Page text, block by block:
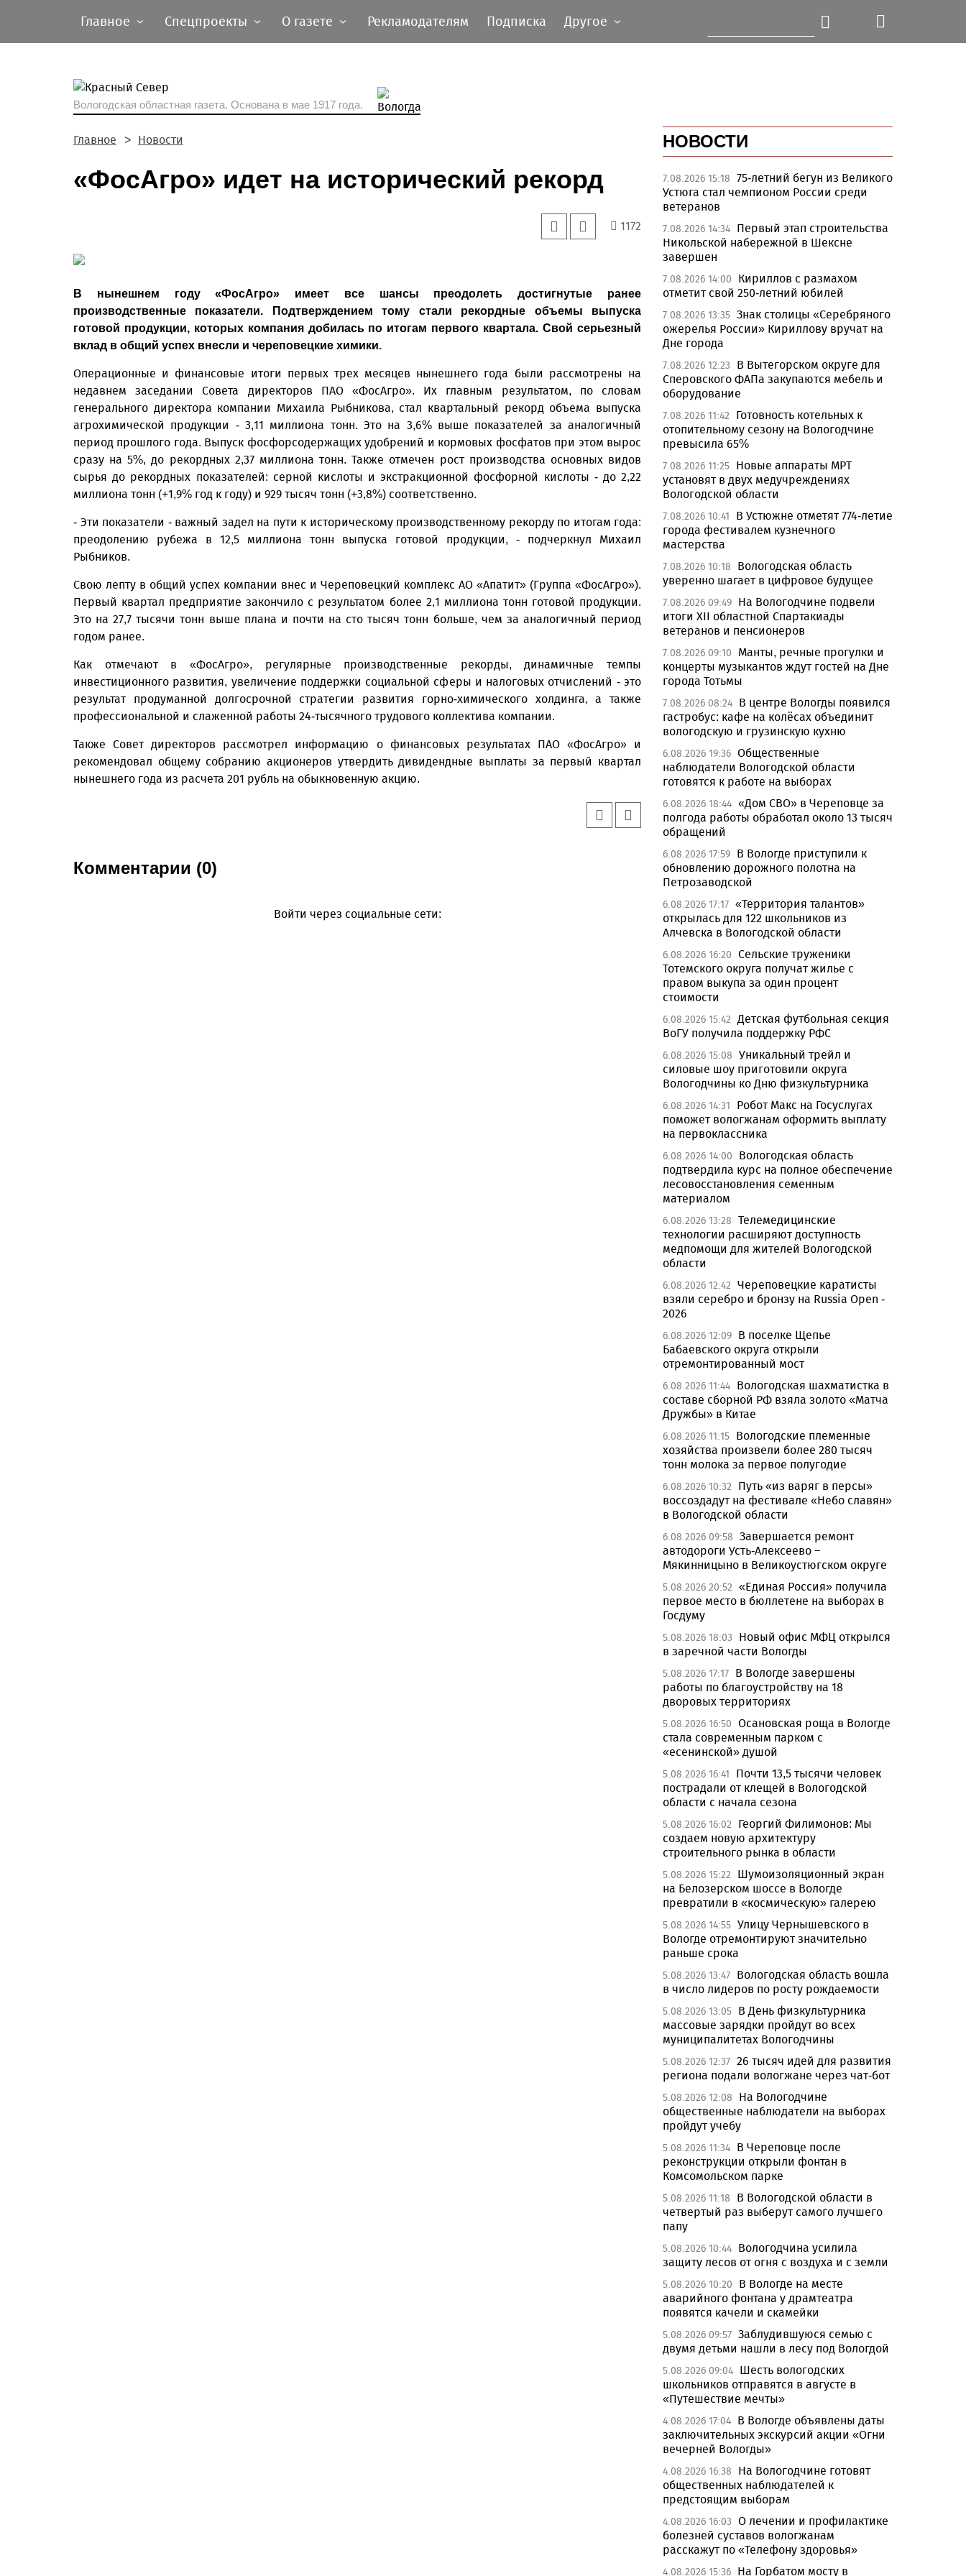
Главное Спецпроекты О газете Рекламодателям Подписка Другое
Вологодская областная газета. Основана в мае 1917 года.
Главное Новости
«ФосАгро» идет на исторический рекорд
1172
В нынешнем году «ФосАгро» имеет все шансы преодолеть достигнутые ранее
производственные показатели. Подтверждением тому стали рекордные объемы выпуска
готовой продукции, которых компания добилась по итогам первого квартала. Свой серьезный
вклад в общий успех внесли и череповецкие химики.
Операционные и финансовые итоги первых трех месяцев нынешнего года были рассмотрены на
недавнем заседании Совета директоров ПАО «ФосАгро». Их главным результатом, по словам
генерального директора компании Михаила Рыбникова, стал квартальный рекорд объема выпуска
агрохимической продукции - 3,11 миллиона тонн. Это на 3,6% выше показателей за аналогичный
период прошлого года. Выпуск фосфорсодержащих удобрений и кормовых фосфатов при этом вырос
сразу на 5%, до рекордных 2,37 миллиона тонн. Также отмечен рост производства основных видов
сырья до рекордных показателей: серной кислоты и экстракционной фосфорной кислоты - до 2,22
миллиона тонн (+1,9% год к году) и 929 тысяч тонн (+3,8%) соответственно.
- Эти показатели - важный задел на пути к историческому производственному рекорду по итогам года:
преодолению рубежа в 12,5 миллиона тонн выпуска готовой продукции, - подчеркнул Михаил
Рыбников.
Свою лепту в общий успех компании внес и Череповецкий комплекс АО «Апатит» (Группа «ФосАгро»).
Первый квартал предприятие закончило с результатом более 2,1 миллиона тонн готовой продукции.
Это на 27,7 тысячи тонн выше плана и почти на сто тысяч тонн больше, чем за аналогичный период
годом ранее.
Как отмечают в «ФосАгро», регулярные производственные рекорды, динамичные темпы
инвестиционного развития, увеличение поддержки социальной сферы и налоговых отчислений - это
результат продуманной долгосрочной стратегии развития горно-химического холдинга, а также
профессиональной и слаженной работы 24-тысячного трудового коллектива компании.
Также Совет директоров рассмотрел информацию о финансовых результатах ПАО «ФосАгро» и
рекомендовал общему собранию акционеров утвердить дивидендные выплаты за первый квартал
нынешнего года из расчета 201 рубль на обыкновенную акцию.
Комментарии (0)
Войти через социальные сети:
НОВОСТИ
7.08.2026 15:18 75-летний бегун из Великого
Устюга стал чемпионом России среди
ветеранов
7.08.2026 14:34 Первый этап строительства
Никольской набережной в Шексне
завершен
7.08.2026 14:00
Кириллов с размахом
отметит свой 250-летний юбилей
7.08.2026 13:35 Знак столицы «Серебряного
ожерелья России» Кириллову вручат на
Дне города
7.08.2026 12:23
В Вытегорском округе для
Сперовского ФАПа закупаются мебель и
оборудование
7.08.2026 11:42
Готовность котельных к
отопительному сезону на Вологодчине
превысила 65%
7.08.2026 11:25 Новые аппараты МРТ
установят в двух медучреждениях
Вологодской области
7.08.2026 10:41
В Устюжне отметят 774-летие
города фестивалем кузнечного
мастерства
7.08.2026 10:18
Вологодская область
уверенно шагает в цифровое будущее
7.08.2026 09:49 На Вологодчине подвели
итоги XII областной Спартакиады
ветеранов и пенсионеров
7.08.2026 09:10
Манты, речные прогулки и
концерты музыкантов ждут гостей на Дне
города Тотьмы
7.08.2026 08:24 В центре Вологды появился
гастробус: кафе на колёсах объединит
вологодскую и грузинскую кухню
6.08.2026 19:36 Общественные
наблюдатели Вологодской области
готовятся к работе на выборах
6.08.2026 18:44 «Дом СВО» в Череповце за
полгода работы обработал около 13 тысяч
обращений
6.08.2026 17:59 В Вологде приступили к
обновлению дорожного полотна на
Петрозаводской
6.08.2026 17:17 «Территория талантов»
открылась для 122 школьников из
Алчевска в Вологодской области
6.08.2026 16:20 Сельские труженики
Тотемского округа получат жилье с
правом выкупа за один процент
стоимости
6.08.2026 15:42 Детская футбольная секция
ВоГУ получила поддержку РФС
6.08.2026 15:08 Уникальный трейл и
силовые шоу приготовили округа
Вологодчины ко Дню физкультурника
6.08.2026 14:31
Робот Макс на Госуслугах
поможет вологжанам оформить выплату
на первоклассника
6.08.2026 14:00
Вологодская область
подтвердила курс на полное обеспечение
лесовосстановления семенным
материалом
6.08.2026 13:28 Телемедицинские
технологии расширяют доступность
медпомощи для жителей Вологодской
области
6.08.2026 12:42 Череповецкие каратисты
взяли серебро и бронзу на Russia Open -
2026
6.08.2026 12:09 В поселке Щепье
Бабаевского округа открыли
отремонтированный мост
6.08.2026 11:44 Вологодская шахматистка в
составе сборной РФ взяла золото «Матча
Дружбы» в Китае
6.08.2026 11:15 Вологодские племенные
хозяйства произвели более 280 тысяч
тонн молока за первое полугодие
6.08.2026 10:32
Путь «из варяг в персы»
воссоздадут на фестивале «Небо славян»
в Вологодской области
6.08.2026 09:58 Завершается ремонт
автодороги Усть-Алексеево –
Мякинницыно в Великоустюгском округе
5.08.2026 20:52 «Единая Россия» получила
первое место в бюллетене на выборах в
Госдуму
5.08.2026 18:03
Новый офис МФЦ открылся
в заречной части Вологды
5.08.2026 17:17 В Вологде завершены
работы по благоустройству на 18
дворовых территориях
5.08.2026 16:50 Осановская роща в Вологде
стала современным парком с
«есенинской» душой
5.08.2026 16:41
Почти 13,5 тысячи человек
пострадали от клещей в Вологодской
области с начала сезона
5.08.2026 16:02
Георгий Филимонов: Мы
создаем новую архитектуру
строительного рынка в области
5.08.2026 15:22
Шумоизоляционный экран
на Белозерском шоссе в Вологде
превратили в «космическую» галерею
5.08.2026 14:55 Улицу Чернышевского в
Вологде отремонтируют значительно
раньше срока
5.08.2026 13:47 Вологодская область вошла
в число лидеров по росту рождаемости
5.08.2026 13:05 В День физкультурника
массовые зарядки пройдут во всех
муниципалитетах Вологодчины
5.08.2026 12:37 26 тысяч идей для развития
региона подали вологжане через чат-бот
5.08.2026 12:08
На Вологодчине
общественные наблюдатели на выборах
пройдут учебу
5.08.2026 11:34 В Череповце после
реконструкции открыли фонтан в
Комсомольском парке
5.08.2026 11:18
В Вологодской области в
четвертый раз выберут самого лучшего
папу
5.08.2026 10:44 Вологодчина усилила
защиту лесов от огня с воздуха и с земли
5.08.2026 10:20
В Вологде на месте
аварийного фонтана у драмтеатра
появятся качели и скамейки
5.08.2026 09:57 Заблудившуюся семью с
двумя детьми нашли в лесу под Вологдой
5.08.2026 09:04 Шесть вологодских
школьников отправятся в августе в
«Путешествие мечты»
4.08.2026 17:04 В Вологде объявлены даты
заключительных экскурсий акции «Огни
вечерней Вологды»
4.08.2026 16:38
На Вологодчине готовят
общественных наблюдателей к
предстоящим выборам
4.08.2026 16:03 О лечении и профилактике
болезней суставов вологжанам
расскажут по «Телефону здоровья»
4.08.2026 15:36 На Горбатом мосту в